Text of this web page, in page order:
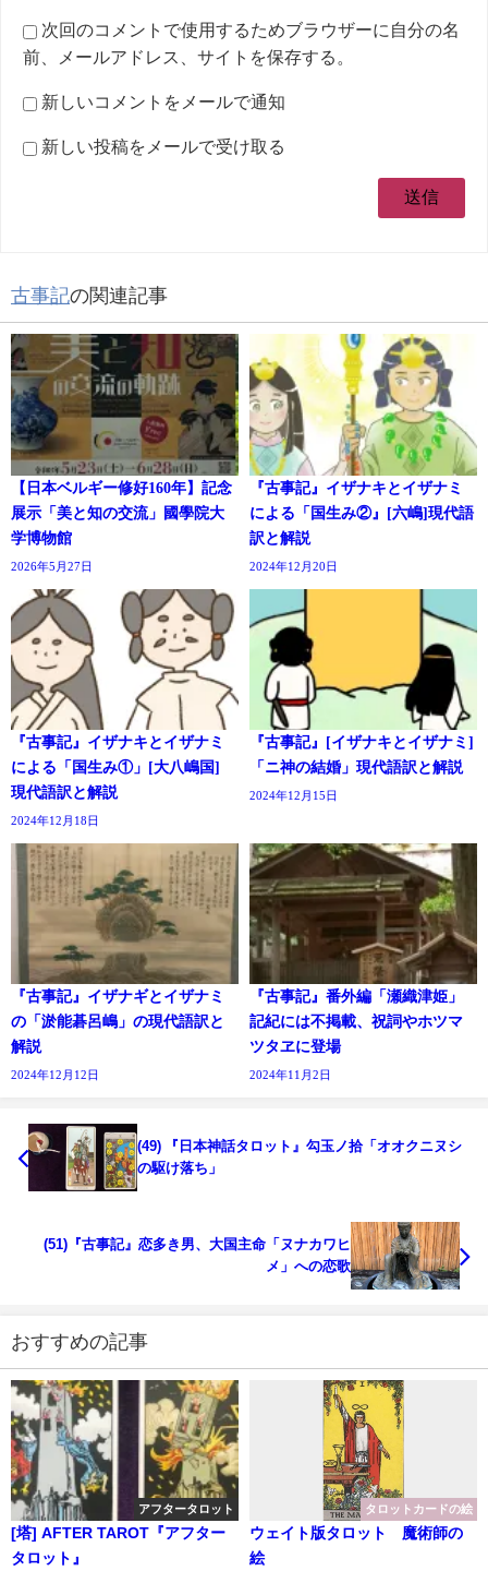
次回のコメントで使用するためブラウザーに自分の名
前、メールアドレス、サイトを保存する。
新しいコメントをメールで通知
新しい投稿をメールで受け取る
古事記の関連記事
【日本ベルギー修好160年】記念
展示「美と知の交流」國學院大
学博物館
2026年5月27日
『古事記』イザナキとイザナミ
による「国生み②』[六嶋]現代語
訳と解説
2024年12月20日
『古事記』イザナキとイザナミ
による「国生み①」[大八嶋国]
現代語訳と解説
2024年12月18日
『古事記』[イザナキとイザナミ]
「ニ神の結婚」現代語訳と解説
2024年12月15日
『古事記』イザナギとイザナミ
の「淤能碁呂嶋」の現代語訳と
解説
2024年12月12日
『古事記』番外編「瀬織津姫」
記紀には不掲載、祝詞やホツマ
ツタヱに登場
2024年11月2日
(49) 『日本神話タロット』勾玉ノ拾「オオクニヌシ
の駆け落ち」
(51)『古事記』恋多き男、大国主命「ヌナカワヒ
メ」への恋歌
おすすめの記事
アフタータロット
[塔] AFTER TAROT『アフター
タロット』
タロットカードの絵
ウェイト版タロット 魔術師の
絵